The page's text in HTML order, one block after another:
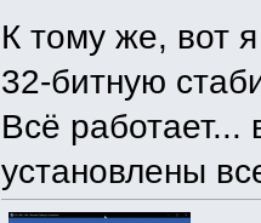
К тому же, вот
32-битную
Всё
установлены